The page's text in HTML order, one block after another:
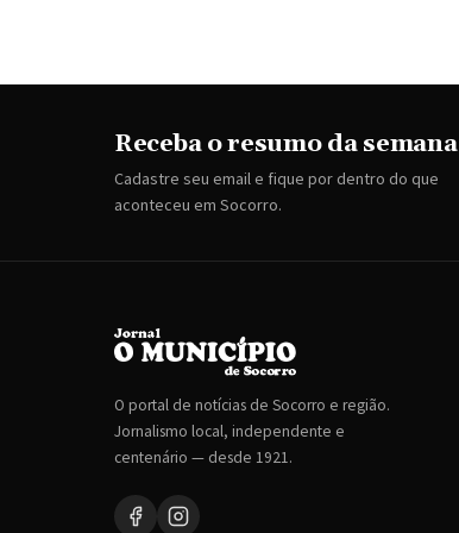
Receba o resumo da semana
Cadastre seu email e fique por dentro do que
aconteceu em Socorro.
O portal de notícias de Socorro e região.
Jornalismo local, independente e
centenário — desde 1921.